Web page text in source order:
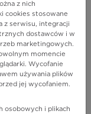
z nich
cookies stosowane
z serwisu, integracji
dostawców i w
marketingowych.
momencie
Wycofanie
używania plików
jej wycofaniem.
osobowych i plikach